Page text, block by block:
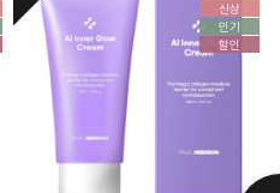
신상
인기
할인